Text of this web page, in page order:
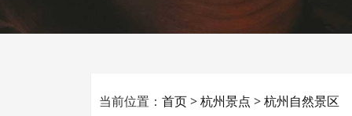
当前位置： 首页>杭州景点 >杭州自然景区